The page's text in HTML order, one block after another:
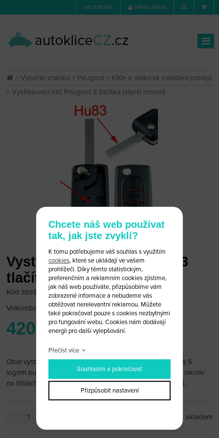
FACEBOOK PŘIHLÁŠENÍ
>Vyberte značku > Peugeot > Klíče a dálková ovládání (obaly)
> Vystřelovací klíč Peugeot 3 tlačítka (starší model)
Vystřelovací klíč Peugeot 3
tlačítka (starší model)
Kód zboží: Peugeot 333
Velkoobchodní cena: po přihlášení
420 Kč
Obal vystřelovacího klíče Peugeot 3 tlačítka(starší model) S
logem kufru. Baterie je vložená do dálkového ovladače, nikoliv
na tišták!!!(foto2) Vhodné pro Peugeot 307, 407, 807 atd.
skladem
Chcete náš web používat
tak, jak jste zvyklí?
K tomu potřebujeme váš souhlas s využitím
cookies, které se ukládají ve vašem
prohlížeči. Díky těmto statistickým,
preferenčním a reklamním cookies zjistíme,
jak náš web používáte, přizpůsobíme vám
zobrazené informace a nebudeme vás
obtěžovat nerelevantní reklamou. Můžete
také pokračovat pouze s cookies nezbytnými
pro fungování webu. Cookies nám dodávají
energii pro další vylepšování.
Přečíst více
Souhlasím a pokračovat
Přizpůsobit nastavení